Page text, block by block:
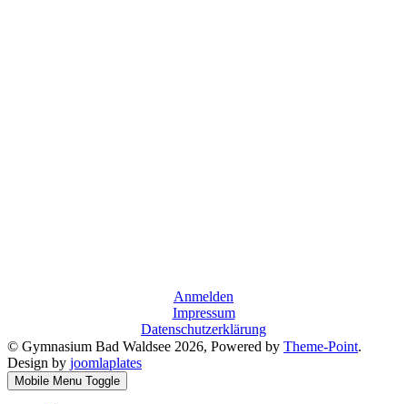
Anmelden
Impressum
Datenschutzerklärung
© Gymnasium Bad Waldsee 2026, Powered by Theme-Point.
Design by joomlaplates
Mobile Menu Toggle